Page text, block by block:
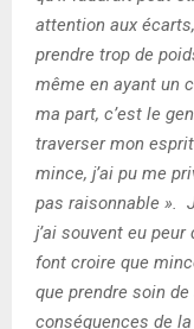
attention aux
prendre trop de
même en ayant un
ma part, c’est le
traverser mon
mince, j’ai pu me
pas raisonnable ».
j’ai souvent eu
font croire que
que prendre soin
conséquences de